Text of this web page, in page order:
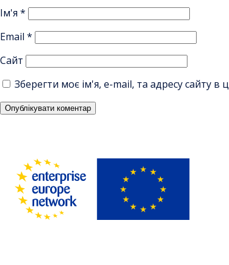
Ім'я *
Email *
Сайт
Зберегти моє ім'я, e-mail, та адресу сайту